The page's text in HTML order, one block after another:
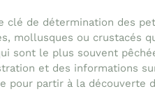
clé de détermination des
mollusques ou crustacés
sont le plus souvent
et des informations
pour partir à la découverte